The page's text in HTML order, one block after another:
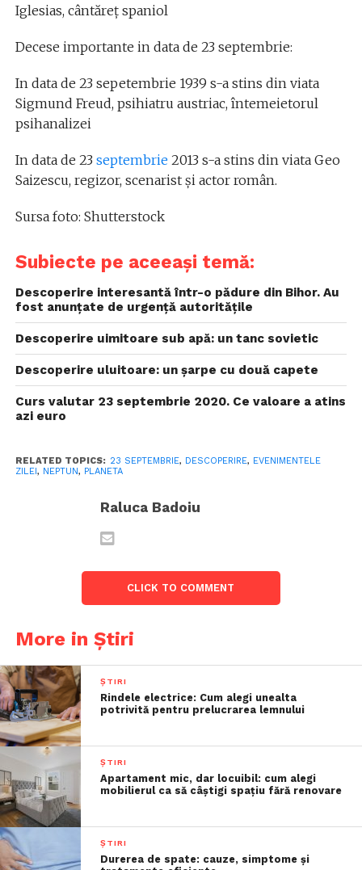
Iglesias, cântăreț spaniol
Decese importante in data de 23 septembrie:
In data de 23 sepetembrie 1939 s-a stins din viata
Sigmund Freud, psihiatru austriac, întemeietorul
psihanalizei
In data de 23 septembrie2013 s-a stins din viata Geo
Saizescu, regizor, scenarist și actor român.
Sursa foto: Shutterstock
Subiecte pe aceeași temă:
Descoperire interesantă într-o pădure din Bihor. Au
fost anunțate de urgență autoritățile
Descoperire uimitoare sub apă: un tanc sovietic
Descoperire uluitoare: un șarpe cu două capete
Curs valutar 23 septembrie 2020. Ce valoare a atins
azi euro
RELATED TOPICS: 23 SEPTEMBRIE, DESCOPERIRE, EVENIMENTELE
ZILEI, NEPTUN, PLANETA
Raluca Badoiu
CLICK TO COMMENT
More in Știri
ȘTIRI
Rindele electrice: Cum alegi unealta
potrivită pentru prelucrarea lemnului
ȘTIRI
Apartament mic, dar locuibil: cum alegi
mobilierul ca să câștigi spațiu fără renovare
ȘTIRI
Durerea de spate: cauze, simptome și